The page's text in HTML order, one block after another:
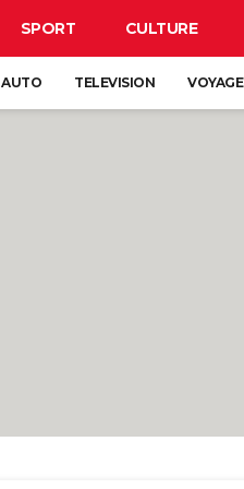
SPORT CULTURE
AUTO TELEVISION VOYAGE